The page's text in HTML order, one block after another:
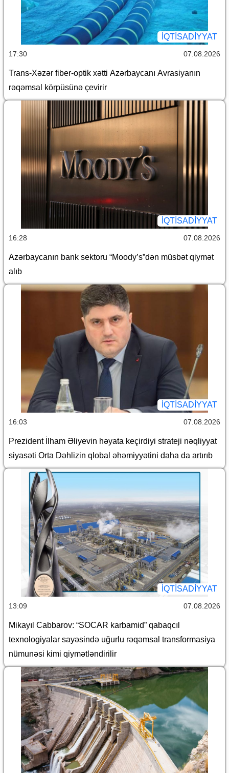
İQTİSADİYYAT
17:30 07.08.2026
Trans-Xəzər fiber-optik xətti Azərbaycanı Avrasiyanın
rəqəmsal körpüsünə çevirir
İQTİSADİYYAT
16:28 07.08.2026
Azərbaycanın bank sektoru “Moody’s”dən müsbət qiymət
alıb
İQTİSADİYYAT
16:03 07.08.2026
Prezident İlham Əliyevin həyata keçirdiyi strateji nəqliyyat
siyasəti Orta Dəhlizin qlobal əhəmiyyətini daha da artırıb
İQTİSADİYYAT
13:09 07.08.2026
Mikayıl Cabbarov: “SOCAR karbamid” qabaqcıl
texnologiyalar sayəsində uğurlu rəqəmsal transformasiya
nümunəsi kimi qiymətləndirilir